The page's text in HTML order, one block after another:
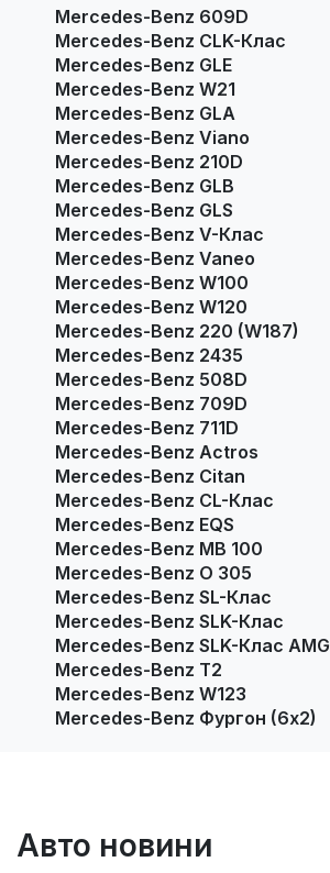
Mercedes-Benz 609D
Mercedes-Benz CLK-Клас
Mercedes-Benz GLE
Mercedes-Benz W21
Mercedes-Benz GLA
Mercedes-Benz Viano
Mercedes-Benz 210D
Mercedes-Benz GLB
Mercedes-Benz GLS
Mercedes-Benz V-Клас
Mercedes-Benz Vaneo
Mercedes-Benz W100
Mercedes-Benz W120
Mercedes-Benz 220 (W187)
Mercedes-Benz 2435
Mercedes-Benz 508D
Mercedes-Benz 709D
Mercedes-Benz 711D
Mercedes-Benz Actros
Mercedes-Benz Citan
Mercedes-Benz CL-Клас
Mercedes-Benz EQS
Mercedes-Benz MB 100
Mercedes-Benz O 305
Mercedes-Benz SL-Клас
Mercedes-Benz SLK-Клас
Mercedes-Benz SLK-Клас AMG
Mercedes-Benz T2
Mercedes-Benz W123
Mercedes-Benz Фургон (6х2)
Авто новини